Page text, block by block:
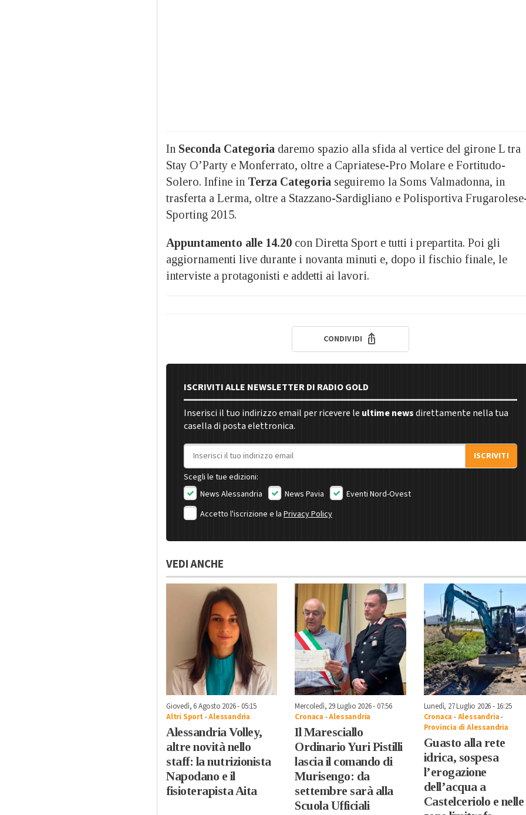
In Seconda Categoria daremo spazio alla sfida al vertice del girone L tra
Stay O’Party e Monferrato, oltre a Capriatese-Pro Molare e Fortitudo-
Solero. Infine in Terza Categoria seguiremo la Soms Valmadonna, in
trasferta a Lerma, oltre a Stazzano-Sardigliano e Polisportiva
Sporting 2015.
Appuntamento alle 14.20 con Diretta Sport e tutti i prepartita. Poi gli
aggiornamenti live durante i novanta minuti e, dopo il fischio finale, le
interviste a protagonisti e addetti ai lavori.
CONDIVIDI
ISCRIVITI ALLE NEWSLETTER DI RADIO GOLD
Inserisci il tuo indirizzo email per ricevere le ultime newsdirettamente nella tua
casella di posta elettronica.
Indirizzo email
ISCRIVITI
Scegli le tue edizioni:
News Alessandria
News Pavia
Eventi Nord-Ovest
Accetto l'iscrizione e la Privacy Policy
VEDI ANCHE
Giovedì, 6 Agosto 2026 - 05:15
Altri Sport -Alessandria
Alessandria Volley,
altre novità nello
staff: la nutrizionista
Napodano e il
fisioterapista Aita
Mercoledì, 29 Luglio 2026 - 07:56
Cronaca -Alessandria
Il Maresciallo
Ordinario Yuri Pistilli
lascia il comando di
Murisengo: da
settembre sarà alla
Scuola Ufficiali
Lunedì, 27 Luglio 2026 - 16:25
Cronaca -Alessandria-
Provincia di Alessandria
Guasto alla rete
idrica, sospesa
l’erogazione
dell’acqua a
Castelceriolo e nelle